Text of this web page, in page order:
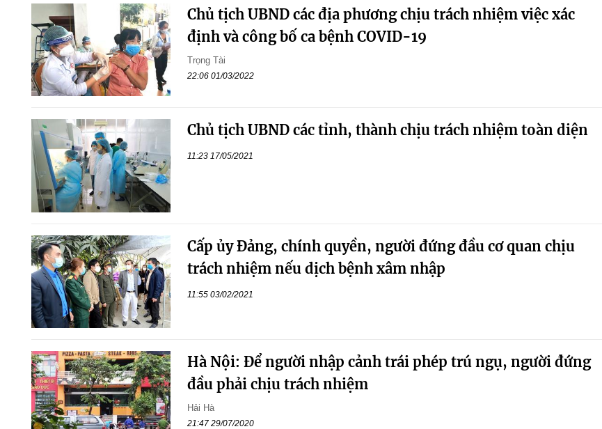
Chủ tịch UBND các địa phương chịu trách nhiệm việc xác
định và công bố ca bệnh COVID-19
Trọng Tài
22:06 01/03/2022
Chủ tịch UBND các tỉnh, thành chịu trách nhiệm toàn diện
11:23 17/05/2021
Cấp ủy Đảng, chính quyền, người đứng đầu cơ quan chịu
trách nhiệm nếu dịch bệnh xâm nhập
11:55 03/02/2021
Hà Nội: Để người nhập cảnh trái phép trú ngụ, người đứng
đầu phải chịu trách nhiệm
Hải Hà
21:47 29/07/2020